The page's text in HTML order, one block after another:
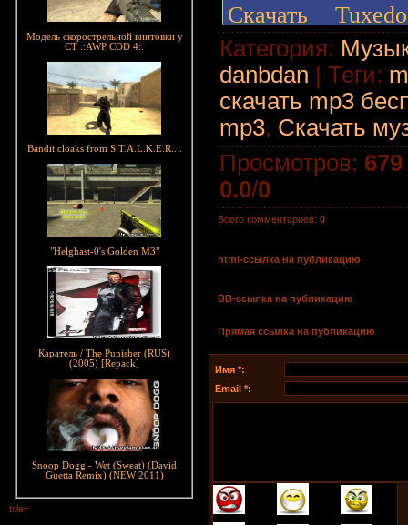
Модель скорострельной винтовки у
CT .:AWP COD 4:.
Bandit cloaks from S.T.A.L.K.E.R....
"Helghast-0's Golden M3"
Каратель / The Punisher (RUS)
(2005) [Repack]
Snoop Dogg - Wet (Sweat) (David
Guetta Remix) (NEW 2011)
title=
Скачать
gigabase.com
Скачать
share4web.com
Скачать
depositfiles.com
Скачать
turbobit.net
Одним файлом
Категория:
danbdan | Теги:
скачать mp3
mp3, Скачать
Просмотров: 679
0.0/0
Всего комментариев: 0
html-cсылка на публикацию
BB-cсылка на публикацию
Прямая ссылка на публикацию
Имя *:
Email *: